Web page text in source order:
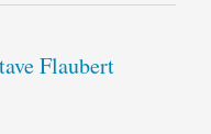
Flaubert